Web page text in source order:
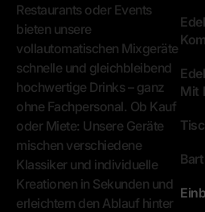
Restaurants oder Events
bieten unsere
vollautomatischen Mixgeräte
schnelle und gleichbleibend
hochwertige Drinks – ganz
ohne Fachpersonal. Ob Kauf
oder Miete: Unsere Geräte
mischen verschiedene
Klassiker und individuelle
Kreationen in Sekunden und
erleichtern den Ablauf hinter
Mit